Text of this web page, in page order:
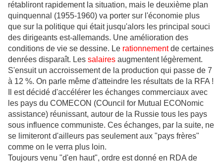
rétabliront rapidement la situation, mais le deuxième plan
quinquennal (1955-1960) va porter sur l'économie plus
que sur la politique qui était jusqu'alors les principal souci
des dirigeants est-allemands. Une amélioration des
conditions de vie se dessine. Le rationnementde certaines
denrées disparaît. Les salaires augmentent légèrement.
S'ensuit un accroissement de la production qui passe de 7
à 12 %. On parle même d'atteindre les résultats de la RFA !
Il est décidé d'accélérer les échanges commerciaux avec
les pays du COMECON (COuncil for Mutual ECONomic
assistance) réunissant, autour de la Russie tous les pays
sous influence communiste. Ces échanges, par la suite, ne
se limiteront d'ailleurs pas seulement aux "pays frères"
comme on le verra plus loin.
Toujours venu "d'en haut", ordre est donné en RDA de